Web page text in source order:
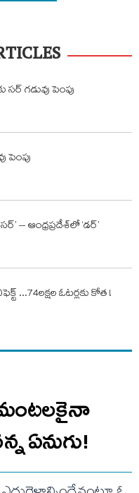
గడువు పెంపు
పెంపు
‌‌– ఆంధ్రప్రదేశ్​లో ‘డర్’​
...74లక్షల ఓటర్లకు కోత !
ఏనుగు!